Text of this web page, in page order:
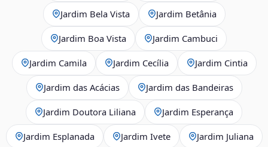
Jardim Bela Vista Jardim Betânia
Jardim Boa Vista Jardim Cambuci
Jardim Camila Jardim Cecília Jardim Cintia
Jardim das Acácias Jardim das Bandeiras
Jardim Doutora Liliana Jardim Esperança
Jardim Esplanada Jardim Ivete Jardim Juliana